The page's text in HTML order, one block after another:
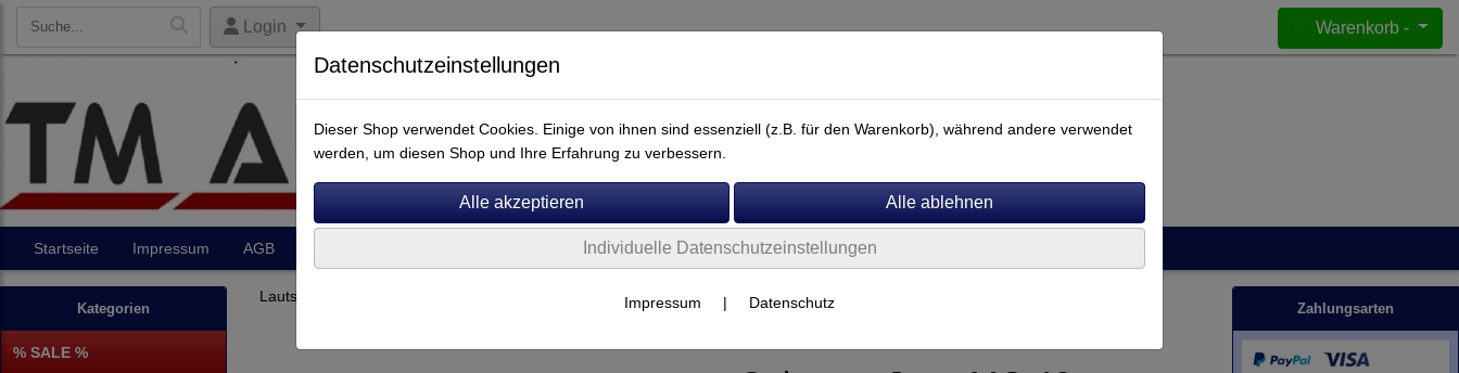
Login Warenkorb -
Startseite Impressum AGB
Kategorien
% SALE %
Lautsprecher
Zahlungsarten
Datenschutzeinstellungen
Dieser Shop verwendet Cookies. Einige von ihnen sind essenziell (z.B. für den Warenkorb), während andere verwendet
werden, um diesen Shop und Ihre Erfahrung zu verbessern.
Individuelle Datenschutzeinstellungen
Impressum | Datenschutz